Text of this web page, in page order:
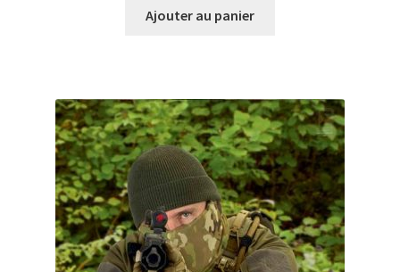
initial actuel
Ajouter au panier